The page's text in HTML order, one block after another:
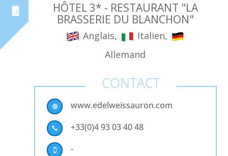
HÔTEL 3* - RESTAURANT "LA
BRASSERIE DU BLANCHON"
Anglais,
Italien,
Allemand
CONTACT
 www.edelweissauron.com
 +33(0)4 93 03 40 48
 -